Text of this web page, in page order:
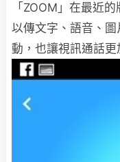
「ZOOM」在最近
以傳文字、語音、
動，也讓視訊通話更